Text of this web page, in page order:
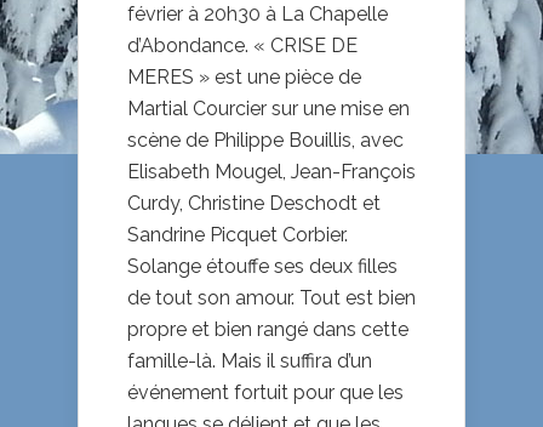
février à 20h30 à La Chapelle
d’Abondance. « CRISE DE
MERES » est une pièce de
Martial Courcier sur une mise en
scène de Philippe Bouillis, avec
Elisabeth Mougel, Jean-François
Curdy, Christine Deschodt et
Sandrine Picquet Corbier.
Solange étouffe ses deux filles
de tout son amour. Tout est bien
propre et bien rangé dans cette
famille-là. Mais il suffira d’un
événement fortuit pour que les